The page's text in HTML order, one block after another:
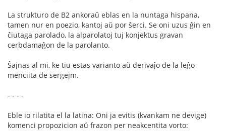
La strukturo de B2 ankoraŭ eblas en la nuntaga hispana,
tamen nur en poezio, kantoj aŭ por ŝerci. Se oni uzus ĝin en
ĉiutaga parolado, la alparolatoj tuj konjektus gravan
cerbdamaĝon de la parolanto.
Ŝajnas al mi, ke tiu estas varianto aŭ derivaĵo de la leĝo
menciita de sergejm.
- - - -
Eble io rilatita el la latina: Oni ja evitis (kvankam ne devige)
komenci propozicion aŭ frazon per neakcentita vorto: